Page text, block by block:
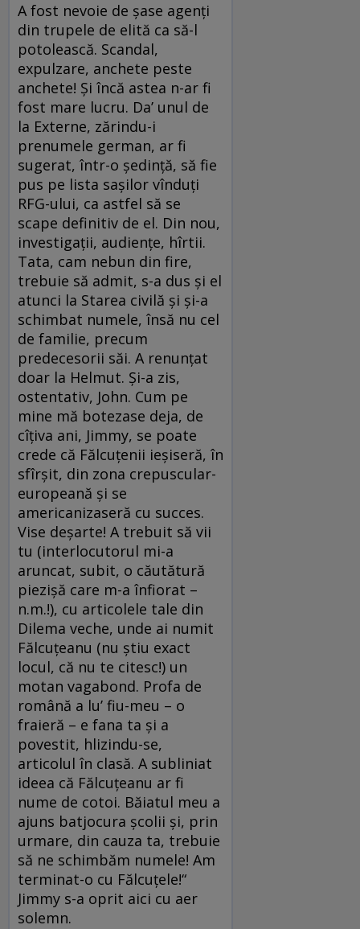
A fost nevoie de șase agenți
din trupele de elită ca să-l
potolească. Scandal,
expulzare, anchete peste
anchete! Și încă astea n-ar fi
fost mare lucru. Da’ unul de
la Externe, zărindu-i
prenumele german, ar fi
sugerat, într-o ședință, să fie
pus pe lista sașilor vînduți
RFG-ului, ca astfel să se
scape definitiv de el. Din nou,
investigații, audiențe, hîrtii.
Tata, cam nebun din fire,
trebuie să admit, s-a dus și el
atunci la Starea civilă și și-a
schimbat numele, însă nu cel
de familie, precum
predecesorii săi. A renunțat
doar la Helmut. Și-a zis,
ostentativ, John. Cum pe
mine mă botezase deja, de
cîțiva ani, Jimmy, se poate
crede că Fălcuțenii ieșiseră, în
sfîrșit, din zona crepuscular-
europeană și se
americanizaseră cu succes.
Vise deșarte! A trebuit să vii
tu (interlocutorul mi-a
aruncat, subit, o căutătură
piezișă care m-a înfiorat –
n.m.!), cu articolele tale din
Dilema veche, unde ai numit
Fălcuțeanu (nu știu exact
locul, că nu te citesc!) un
motan vagabond. Profa de
română a lu’ fiu-meu – o
fraieră – e fana ta și a
povestit, hlizindu-se,
articolul în clasă. A subliniat
ideea că Fălcuțeanu ar fi
nume de cotoi. Băiatul meu a
ajuns batjocura școlii și, prin
urmare, din cauza ta, trebuie
să ne schimbăm numele! Am
terminat-o cu Fălcuțele!“
Jimmy s-a oprit aici cu aer
solemn.